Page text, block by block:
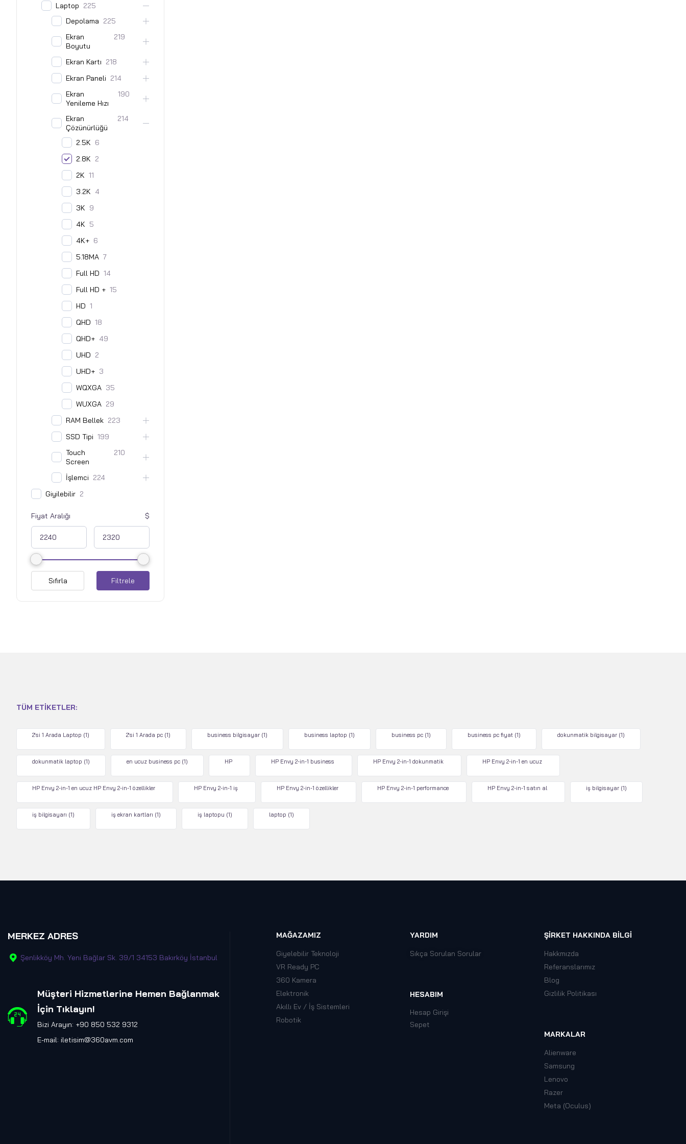
Laptop 225
Depolama 225
Ekran
Boyutu
219
Ekran Kartı 218
Ekran Paneli 214
Ekran
Yenileme Hızı
190
Ekran
Çözünürlüğü
214
2.5K 6
2.8K 2
2K 11
3.2K 4
3K 9
4K 5
4K+ 6
5.18MA 7
Full HD 14
Full HD + 15
HD 1
QHD 18
QHD+ 49
UHD 2
UHD+ 3
WQXGA 35
WUXGA 29
RAM Bellek 223
SSD Tipi 199
Touch
Screen
210
İşlemci 224
Giyilebilir 2
Fiyat Aralığı
Filtrele
Sıfırla
TÜM ETIKETLER:
2'si 1 Arada Laptop (1) 2'si 1 Arada pc (1) business bilgisayar (1) business laptop (1) business pc (1) business pc fiyat (1) dokunmatik bilgisayar (1)
dokunmatik laptop (1) en ucuz business pc (1) HP HP Envy 2-in-1 business HP Envy 2-in-1 dokunmatik HP Envy 2-in-1 en ucuz
HP Envy 2-in-1 en ucuz HP Envy 2-in-1 özellikler HP Envy 2-in-1 iş HP Envy 2-in-1 özellikler HP Envy 2-in-1 performance HP Envy 2-in-1 satın al iş bilgisayar (1)
iş bilgisayarı (1) iş ekran kartları (1) iş laptopu (1) laptop (1)
MERKEZ ADRES
Şenlikköy Mh. Yeni Bağlar Sk. 39/1 34153 Bakırköy İstanbul
Müşteri Hizmetlerine Hemen Bağlanmak
İçin Tıklayın!
Bizi Arayın: +90 850 532 9312
E-mail: iletisim@360avm.com
MAĞAZAMIZ
Giyelebilir Teknoloji
VR Ready PC
360 Kamera
Elektronik
Akıllı Ev / İş Sistemleri
Robotik
YARDIM
Sıkça Sorulan Sorular
HESABIM
Hesap Girişi
Sepet
ŞIRKET HAKKINDA BILGI
Hakkmızda
Referanslarımız
Blog
Gizlilik Politikası
MARKALAR
Alienware
Samsung
Lenovo
Razer
Meta (Oculus)